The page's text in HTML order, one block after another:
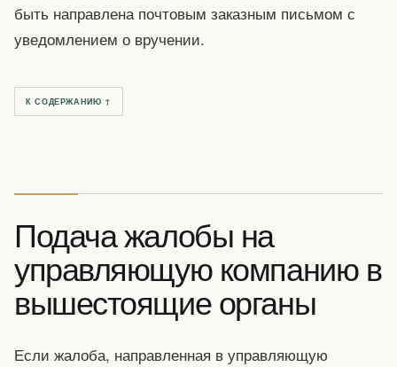
быть направлена почтовым заказным письмом с
уведомлением о вручении.
К СОДЕРЖАНИЮ ↑
Подача жалобы на
управляющую компанию в
вышестоящие органы
Если жалоба, направленная в управляющую